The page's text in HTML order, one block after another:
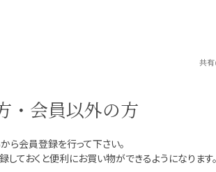
共有
・会員以外の方
ら会員登録を行って下さい。
しておくと便利にお買い物ができるようになります。